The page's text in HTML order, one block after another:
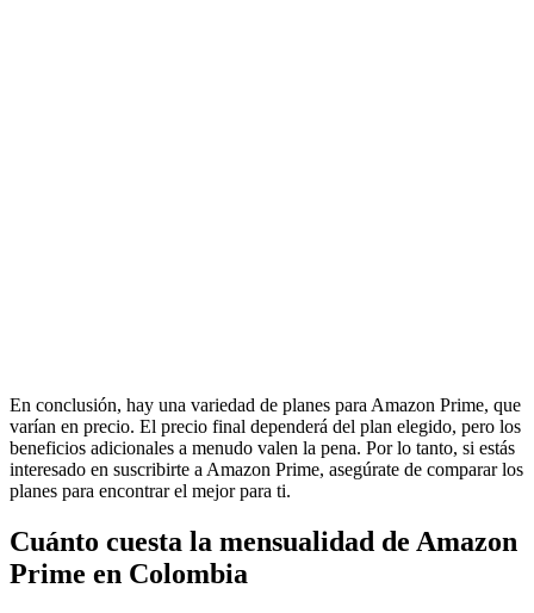
En conclusión, hay una variedad de planes para Amazon Prime, que
varían en precio. El precio final dependerá del plan elegido, pero los
beneficios adicionales a menudo valen la pena. Por lo tanto, si estás
interesado en suscribirte a Amazon Prime, asegúrate de comparar los
planes para encontrar el mejor para ti.
Cuánto cuesta la mensualidad de Amazon
Prime en Colombia